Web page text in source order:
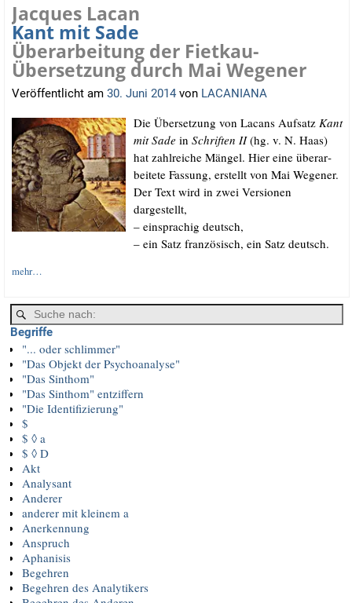
Jacques Lacan
Kant mit Sade
Überarbeitung der Fietkau-
Übersetzung durch Mai Wegener
Veröffentlicht am 30. Juni 2014 von LACANIANA
Die Über­set­zung von Lacans Auf­satzKant
mit Sade inSchrif­ten II(hg. v. N. Haas)
hat zahl­rei­che Män­gel. Hier eine über­ar­
bei­te­te Fas­sung, erstellt von Mai Wegener.
Der Text wird in zwei Ver­sio­nen
dargestellt,
– ein­spra­chig deutsch,
– ein Satz fran­zö­sisch, ein Satz deutsch.
mehr…
Begriffe
"... oder schlimmer"
"Das Objekt der Psychoanalyse"
"Das Sinthom"
"Das Sinthom" entziffern
"Die Identifizierung"
$
$ ◊ a
$ ◊ D
Akt
Analysant
Anderer
anderer mit kleinem a
Anerkennung
Anspruch
Aphanisis
Begehren
Begehren des Analytikers